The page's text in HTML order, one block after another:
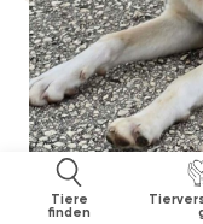
Tiere
finden